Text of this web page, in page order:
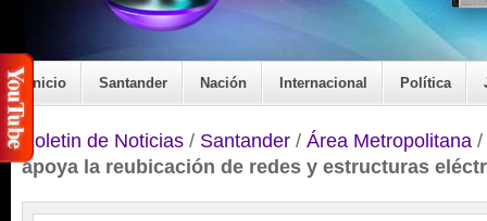
Inicio Santander Nación Internacional Política
Boletin de Noticias / Santander / Área Metropolitana /
apoya la reubicación de redes y estructuras